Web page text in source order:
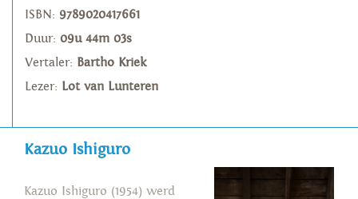
ISBN: 9789020417661
Duur: 09u 44m 03s
Vertaler: Bartho Kriek
Lezer: Lot van Lunteren
Kazuo Ishiguro
Kazuo Ishiguro (1954) werd